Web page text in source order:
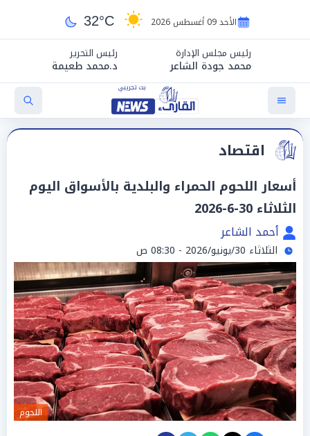
الأحد 09 أغسطس 2026 32°C
رئيس مجلس الإدارة
محمد جودة الشاعر
رئيس التحرير
د.محمد طعيمة
اقتصاد
أسعار اللحوم الحمراء والبلدية بالأسواق اليوم
الثلاثاء 30-6-2026
أحمد الشاعر
الثلاثاء 30/يونيو/2026 - 08:30 ص
اللحوم